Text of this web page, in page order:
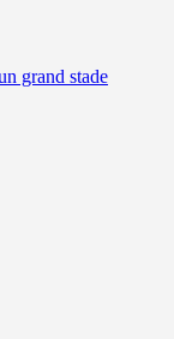
grand stade